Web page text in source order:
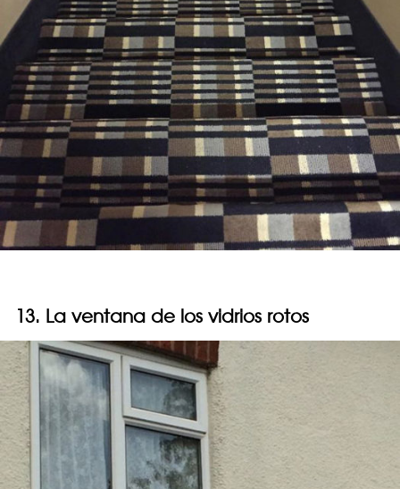
13. La ventana de los vidrios rotos